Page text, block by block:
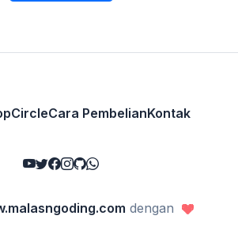
CircleCara PembelianKontak
dengan